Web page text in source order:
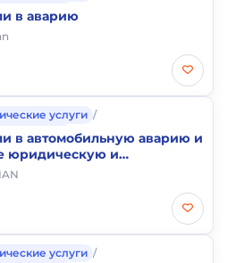
и штрафы
в аварию
услуги /
и штрафы
в автомобильную аварию и
юридическую и
услуги /